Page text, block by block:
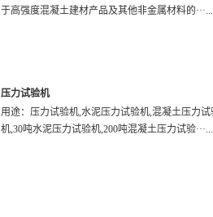
于高强度混凝土建材产品及其他非金属材料的···...
压力试验机
用途：压力试验机,水泥压力试验机,混凝土压力试
机,30吨水泥压力试验机,200吨混凝土压力试验···...